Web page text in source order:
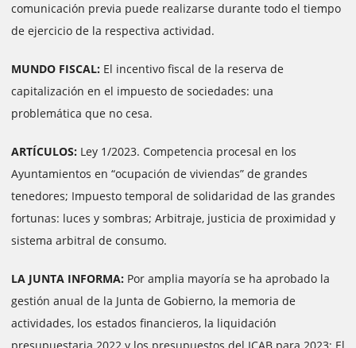
comunicación previa puede realizarse durante todo el tiempo
de ejercicio de la respectiva actividad.
MUNDO FISCAL: El incentivo fiscal de la reserva de
capitalización en el impuesto de sociedades: una
problemática que no cesa.
ARTÍCULOS: Ley 1/2023. Competencia procesal en los
Ayuntamientos en “ocupación de viviendas” de grandes
tenedores; Impuesto temporal de solidaridad de las grandes
fortunas: luces y sombras; Arbitraje, justicia de proximidad y
sistema arbitral de consumo.
LA JUNTA INFORMA: Por amplia mayoría se ha aprobado la
gestión anual de la Junta de Gobierno, la memoria de
actividades, los estados financieros, la liquidación